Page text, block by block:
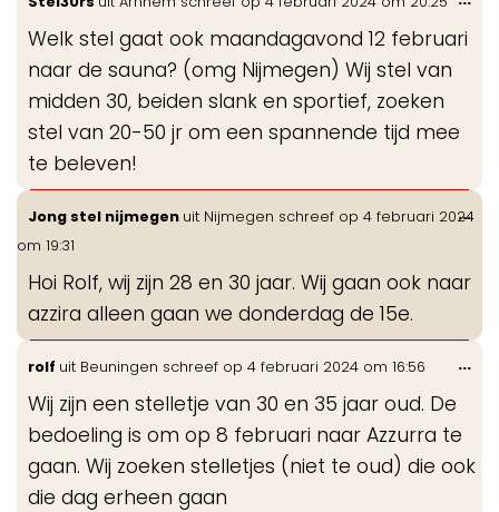
Welk stel gaat ook maandagavond 12 februari
naar de sauna? (omg Nijmegen) Wij stel van
midden 30, beiden slank en sportief, zoeken
stel van 20-50 jr om een spannende tijd mee
te beleven!
Jong stel nijmegen uit Nijmegen schreef op 4 februari 2024
om 19:31
Hoi Rolf, wij zijn 28 en 30 jaar. Wij gaan ook naar
azzira alleen gaan we donderdag de 15e.
...
rolf uit Beuningen schreef op 4 februari 2024 om 16:56
Wij zijn een stelletje van 30 en 35 jaar oud. De
bedoeling is om op 8 februari naar Azzurra te
gaan. Wij zoeken stelletjes (niet te oud) die ook
die dag erheen gaan
...